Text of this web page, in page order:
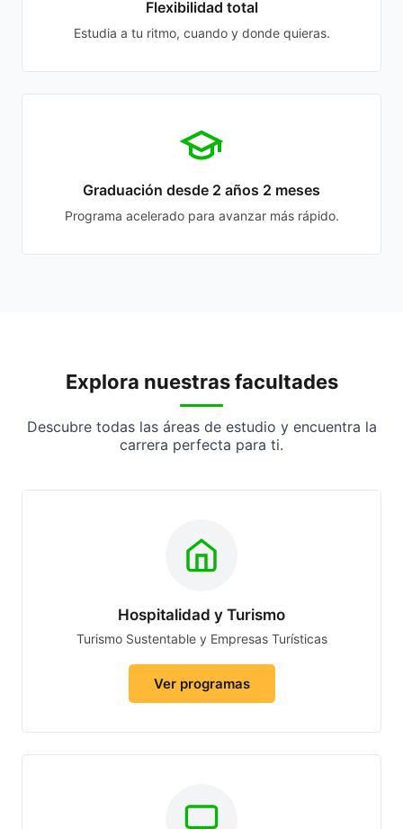
Flexibilidad total
Estudia a tu ritmo, cuando y donde quieras.
Graduación desde 2 años 2 meses
Programa acelerado para avanzar más rápido.
Explora nuestras facultades
Descubre todas las áreas de estudio y encuentra la
carrera perfecta para ti.
Hospitalidad y Turismo
Turismo Sustentable y Empresas Turísticas
Ver programas